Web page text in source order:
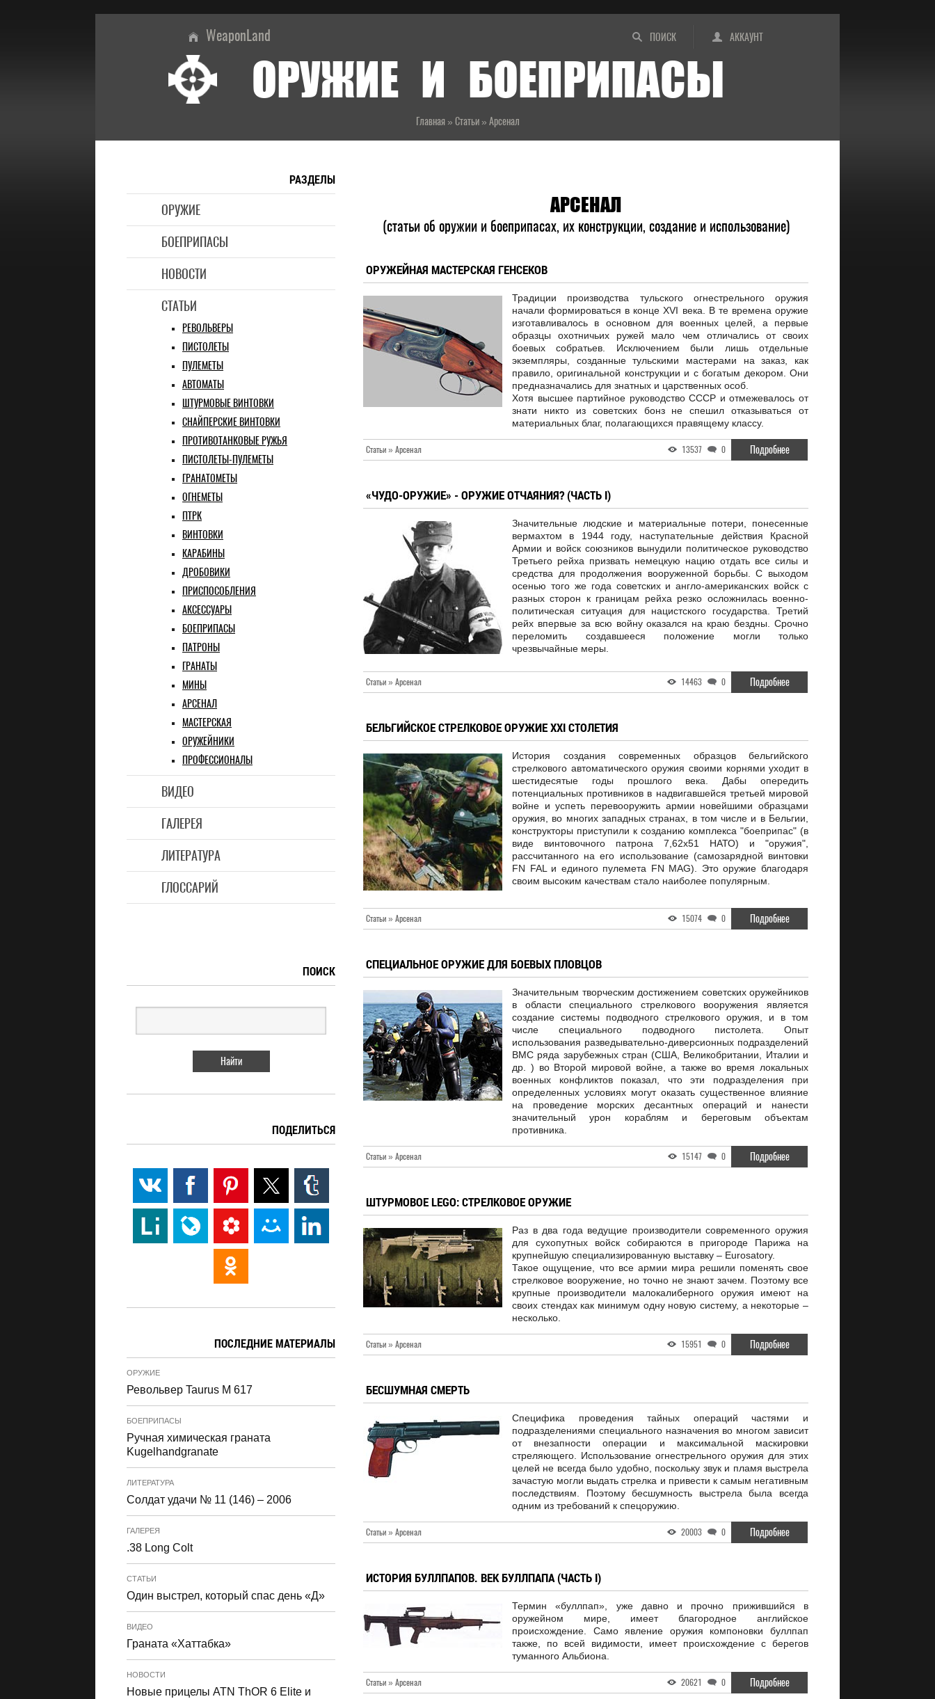
ПОИСК АККАУНТ
WeaponLand
ОРУЖИЕ И БОЕПРИПАСЫ
Главная» Статьи» Арсенал
РАЗДЕЛЫ
ОРУЖИЕ
БОЕПРИПАСЫ
НОВОСТИ
СТАТЬИ
РЕВОЛЬВЕРЫ
ПИСТОЛЕТЫ
ПУЛЕМЕТЫ
АВТОМАТЫ
ШТУРМОВЫЕ ВИНТОВКИ
СНАЙПЕРСКИЕ ВИНТОВКИ
ПРОТИВОТАНКОВЫЕ РУЖЬЯ
ПИСТОЛЕТЫ-ПУЛЕМЕТЫ
ГРАНАТОМЕТЫ
ОГНЕМЕТЫ
ПТРК
ВИНТОВКИ
КАРАБИНЫ
ДРОБОВИКИ
ПРИСПОСОБЛЕНИЯ
АКСЕССУАРЫ
БОЕПРИПАСЫ
ПАТРОНЫ
ГРАНАТЫ
МИНЫ
АРСЕНАЛ
МАСТЕРСКАЯ
ОРУЖЕЙНИКИ
ПРОФЕССИОНАЛЫ
ВИДЕО
ГАЛЕРЕЯ
ЛИТЕРАТУРА
ГЛОССАРИЙ
АРСЕНАЛ
(статьи об оружии и боеприпасах, их конструкции, создание и использование)
ОРУЖЕЙНАЯ МАСТЕРСКАЯ ГЕНСЕКОВ
Традиции производства тульского огнестрельного оружия
начали формироваться в конце XVI века. В те времена оружие
изготавливалось в основном для военных целей, а первые
образцы охотничьих ружей мало чем отличались от своих
боевых собратьев. Исключением были лишь отдельные
экземпляры, созданные тульскими мастерами на заказ, как
правило, оригинальной конструкции и с богатым декором. Они
предназначались для знатных и царственных особ.
Хотя высшее партийное руководство СССР и отмежевалось от
знати никто из советских бонз не спешил отказываться от
материальных благ, полагающихся правящему классу.
Статьи » Арсенал 13537 0 Подробнее
«ЧУДО-ОРУЖИЕ» - ОРУЖИЕ ОТЧАЯНИЯ? (ЧАСТЬ I)
Значительные людские и материальные потери, понесенные
вермахтом в 1944 году, наступательные действия Красной
Армии и войск союзников вынудили политическое руководство
Третьего рейха призвать немецкую нацию отдать все силы и
средства для продолжения вооруженной борьбы. С выходом
осенью того же года советских и англо-американских войск с
разных сторон к границам рейха резко осложнилась военно-
политическая ситуация для нацистского государства. Третий
рейх впервые за всю войну оказался на краю бездны. Срочно
переломить создавшееся положение могли только
чрезвычайные меры.
Статьи » Арсенал 14463 0 Подробнее
БЕЛЬГИЙСКОЕ СТРЕЛКОВОЕ ОРУЖИЕ XXI СТОЛЕТИЯ
История создания современных образцов бельгийского
стрелкового автоматического оружия своими корнями уходит в
шестидесятые годы прошлого века. Дабы опередить
потенциальных противников в надвигавшейся третьей мировой
войне и успеть перевооружить армии новейшими образцами
оружия, во многих западных странах, в том числе и в Бельгии,
конструкторы приступили к созданию комплекса "боеприпас" (в
виде винтовочного патрона 7,62х51 НАТО) и "оружия",
рассчитанного на его использование (самозарядной винтовки
FN FAL и единого пулемета FN MAG). Это оружие благодаря
своим высоким качествам стало наиболее популярным.
Статьи » Арсенал 15074 0 Подробнее
СПЕЦИАЛЬНОЕ ОРУЖИЕ ДЛЯ БОЕВЫХ ПЛОВЦОВ
Значительным творческим достижением советских оружейников
в области специального стрелкового вооружения является
создание системы подводного стрелкового оружия, и в том
числе специального подводного пистолета. Опыт
использования разведывательно-диверсионных подразделений
ВМС ряда зарубежных стран (США, Великобритании, Италии и
др. ) во Второй мировой войне, а также во время локальных
военных конфликтов показал, что эти подразделения при
определенных условиях могут оказать существенное влияние
на проведение морских десантных операций и нанести
значительный урон кораблям и береговым объектам
противника.
Статьи » Арсенал 15147 0 Подробнее
ШТУРМОВОЕ LEGO: СТРЕЛКОВОЕ ОРУЖИЕ
Раз в два года ведущие производители современного оружия
для сухопутных войск собираются в пригороде Парижа на
крупнейшую специализированную выставку – Eurosatory.
Такое ощущение, что все армии мира решили поменять свое
стрелковое вооружение, но точно не знают зачем. Поэтому все
крупные производители малокалиберного оружия имеют на
своих стендах как минимум одну новую систему, а некоторые –
несколько.
Статьи » Арсенал 15951 0 Подробнее
БЕСШУМНАЯ СМЕРТЬ
Специфика проведения тайных операций частями и
подразделениями специального назначения во многом зависит
от внезапности операции и максимальной маскировки
стреляющего. Использование огнестрельного оружия для этих
целей не всегда было удобно, поскольку звук и пламя выстрела
зачастую могли выдать стрелка и привести к самым негативным
последствиям. Поэтому бесшумность выстрела была всегда
одним из требований к спецоружию.
Статьи » Арсенал 20003 0 Подробнее
ИСТОРИЯ БУЛЛПАПОВ. ВЕК БУЛЛПАПА (ЧАСТЬ I)
Термин «буллпап», уже давно и прочно прижившийся в
оружейном мире, имеет благородное английское
происхождение. Само явление оружия компоновки буллпап
также, по всей видимости, имеет происхождение с берегов
туманного Альбиона.
Статьи » Арсенал 20621 0 Подробнее
ПОИСК
ПОДЕЛИТЬСЯ
ПОСЛЕДНИЕ МАТЕРИАЛЫ
ОРУЖИЕ
Револьвер Taurus M 617
БОЕПРИПАСЫ
Ручная химическая граната
Kugelhandgranate
ЛИТЕРАТУРА
Солдат удачи № 11 (146) – 2006
ГАЛЕРЕЯ
.38 Long Colt
СТАТЬИ
Один выстрел, который спас день «Д»
ВИДЕО
Граната «Хаттабка»
НОВОСТИ
Новые прицелы ATN ThOR 6 Elite и